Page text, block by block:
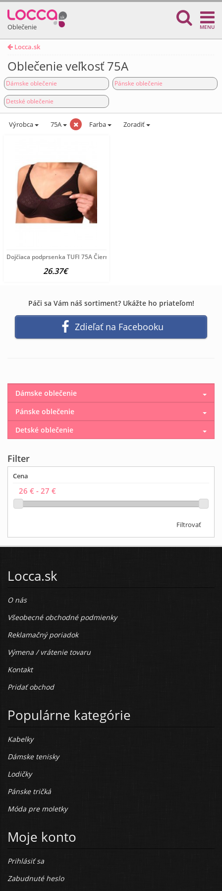
Oblečenie MENU
Locca.sk
Oblečenie veľkosť 75A
Dámske oblečenie Pánske oblečenie
Detské oblečenie
Výrobca 75A Farba Zoradiť
Dojčiaca podprsenka TUFI 75A Čierna
26.37€
Páči sa Vám náš sortiment? Ukážte ho priateľom!
Zdieľať na Facebooku
Dámske oblečenie
Pánske oblečenie
Detské oblečenie
Filter
Cena
Filtrovať
Locca.sk
O nás
Všeobecné obchodné podmienky
Reklamačný poriadok
Výmena / vrátenie tovaru
Kontakt
Pridať obchod
Populárne kategórie
Kabelky
Dámske tenisky
Lodičky
Pánske tričká
Móda pre moletky
Moje konto
Prihlásiť sa
Zabudnuté heslo